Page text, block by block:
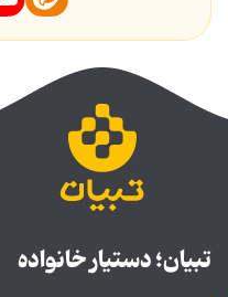
تبیان؛ دستیار خانواده